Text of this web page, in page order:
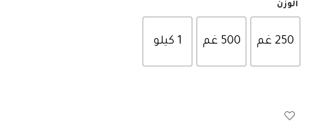
الوزن
250 غم 500 غم 1 كيلو